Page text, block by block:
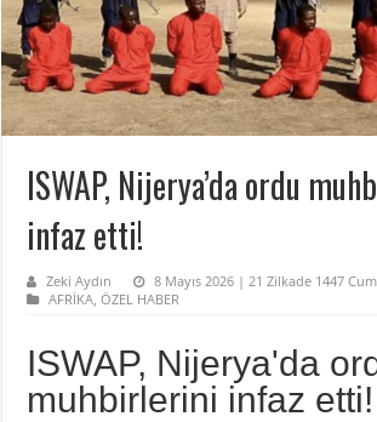
ISWAP, Nijerya’da ordu
infaz etti!
Zeki Aydın
8 Mayıs 2026 | 21 Zilkade 1447
AFRİKA,ÖZEL HABER
ISWAP, Nijerya'da
muhbirlerini infaz etti!